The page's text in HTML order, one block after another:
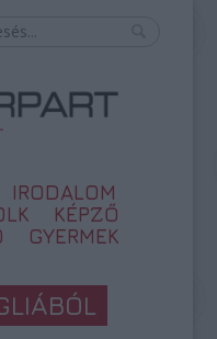
IRODALOM
KÉPZŐ
GYERMEK